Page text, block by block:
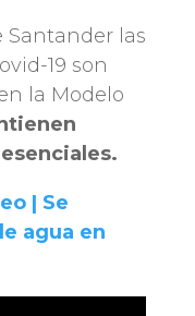
Santander las
19 son
la Modelo
| Se
agua en